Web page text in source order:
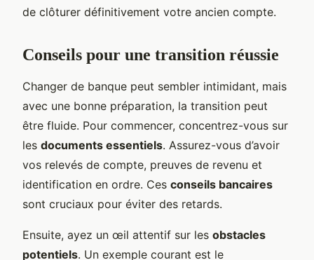
de clôturer définitivement votre ancien compte.
Conseils pour une transition réussie
Changer de banque peut sembler intimidant, mais
avec une bonne préparation, la transition peut
être fluide. Pour commencer, concentrez-vous sur
les documents essentiels. Assurez-vous d’avoir
vos relevés de compte, preuves de revenu et
identification en ordre. Ces conseils bancaires
sont cruciaux pour éviter des retards.
Ensuite, ayez un œil attentif sur les obstacles
potentiels. Un exemple courant est le